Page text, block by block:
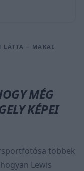
LÁTTA – MAKAI
MÉG
KÉPEI
többek
Lewis